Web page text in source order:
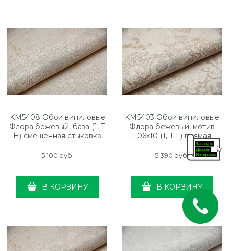
KM5408 Обои виниловые
Флора бежевый, база (1, Т
H) смещенная стыковка
5 100 руб.
В КОРЗИНУ
KM5403 Обои виниловые
Флора бежевый, мотив
1,06х10 (1, Т F) прямая
5 390 руб.
В КОРЗИНУ